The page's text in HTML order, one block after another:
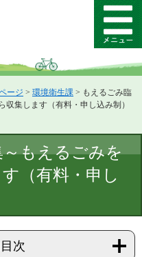
メ
ニ
ー
ージ > 環境衛生課 > もえるごみ臨
集します（有料・申し込み制）
もえるごみを
（有料・申し
次